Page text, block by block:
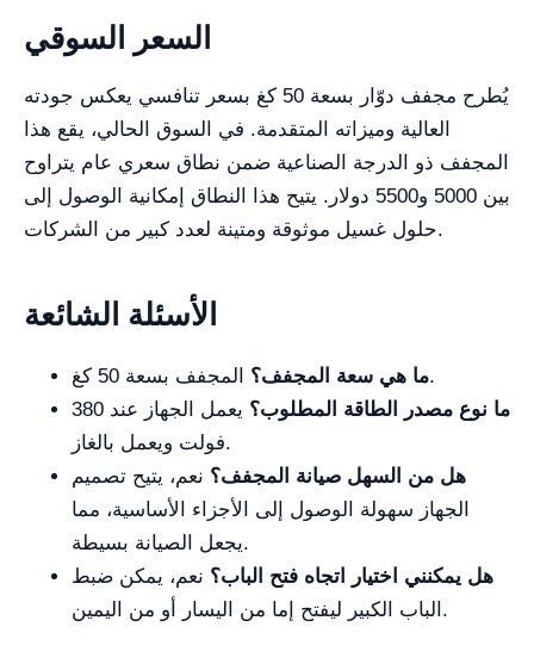
السعر السوقي
يُطرح مجفف دوّار بسعة 50 كغ بسعر تنافسي يعكس جودته
العالية وميزاته المتقدمة. في السوق الحالي، يقع هذا
المجفف ذو الدرجة الصناعية ضمن نطاق سعري عام يتراوح
بين 5000 و5500 دولار. يتيح هذا النطاق إمكانية الوصول إلى
حلول غسيل موثوقة ومتينة لعدد كبير من الشركات.
الأسئلة الشائعة
ما هي سعة المجفف؟المجفف بسعة 50 كغ.
ما نوع مصدر الطاقة المطلوب؟
يعمل الجهاز عند 380
فولت ويعمل بالغاز.
هل من السهل صيانة المجفف؟ نعم، يتيح تصميم
الجهاز سهولة الوصول إلى الأجزاء الأساسية، مما
يجعل الصيانة بسيطة.
هل يمكنني اختيار اتجاه فتح الباب؟ نعم، يمكن ضبط
الباب الكبير ليفتح إما من اليسار أو من اليمين.